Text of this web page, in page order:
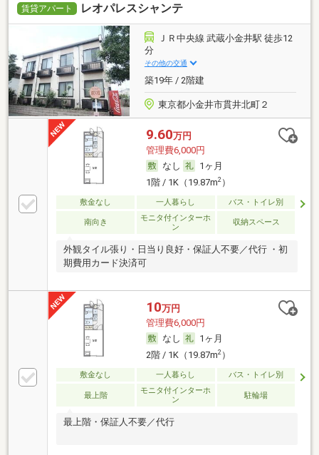
賃貸アパート レオパレスシャンテ
ＪＲ中央線 武蔵小金井駅 徒歩12
分
その他の交通
築19年 / 2階建
東京都小金井市貫井北町２
9.60万円
管理費6,000円
なし
1ヶ月
1階 / 1K（19.87m2）
敷金なし 一人暮らし バス・トイレ別
南向き
モニタ付インターホ
ン
収納スペース
外観タイル張り・日当り良好・保証人不要／代行 ・初
期費用カード決済可
10万円
管理費6,000円
なし
1ヶ月
2階 / 1K（19.87m2）
敷金なし 一人暮らし バス・トイレ別
最上階
モニタ付インターホ
ン
駐輪場
最上階・保証人不要／代行